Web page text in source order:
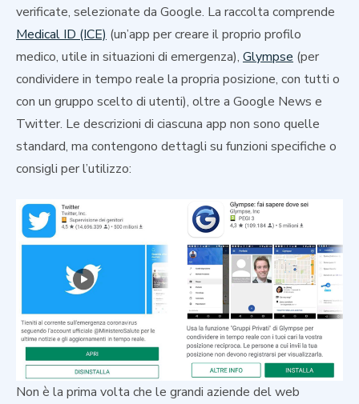
verificate, selezionate da Google. La raccolta comprende
Medical ID (ICE) (un’app per creare il proprio profilo
medico, utile in situazioni di emergenza), Glympse (per
condividere in tempo reale la propria posizione, con tutti o
con un gruppo scelto di utenti), oltre a Google News e
Twitter. Le descrizioni di ciascuna app non sono quelle
standard, ma contengono dettagli su funzioni specifiche o
consigli per l’utilizzo:
Non è la prima volta che le grandi aziende del web